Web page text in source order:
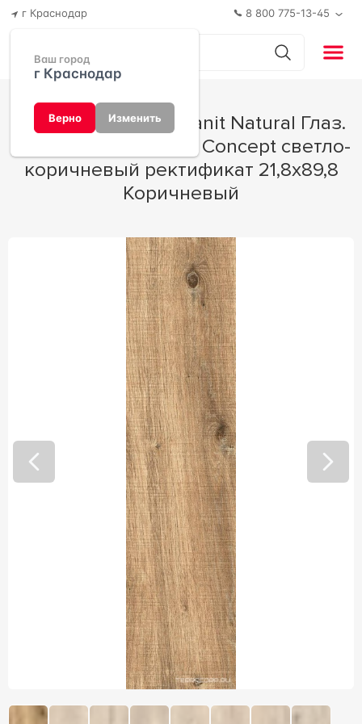
г Краснодар
Ваш город
г Краснодар
Верно Изменить
8 800 775-13-45
керамогранит Wood Concept светло-
коричневый ректификат 21,8x89,8
Коричневый